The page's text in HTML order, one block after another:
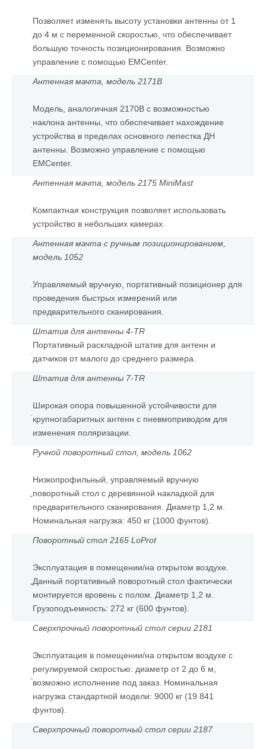
Позволяет изменять высоту установки антенны от 1
до 4 м с переменной скоростью, что обеспечивает
большую точность позиционирования. Возможно
управление с помощью EMCenter.
Антенная мачта, модель 2171B
Модель, аналогичная 2170B с возможностью
наклона антенны, что обеспечивает нахождение
устройства в пределах основного лепестка ДН
антенны. Возможно управление с помощью
EMCenter.
Антенная мачта, модель 2175 MiniMast
Компактная конструкция позволяет использовать
устройство в небольших камерах.
Антенная мачта с ручным позиционированием,
модель 1052
Управляемый вручную, портативный позиционер для
проведения быстрых измерений или
предварительного сканирования.
Штатив для антенны 4-TR
Портативный раскладной штатив для антенн и
датчиков от малого до среднего размера.
Штатив для антенны 7-TR
Широкая опора повышенной устойчивости для
крупногабаритных антенн с пневмоприводом для
изменения поляризации.
Ручной поворотный стол, модель 1062
Низкопрофильный, управляемый вручную
поворотный стол с деревянной накладкой для
предварительного сканирования. Диаметр 1,2 м.
Номинальная нагрузка: 450 кг (1000 фунтов).
Поворотный стол 2165 LoProt
Эксплуатация в помещении/на открытом воздухе.
Данный портативный поворотный стол фактически
монтируется вровень с полом. Диаметр 1,2 м.
Грузоподъемность: 272 кг (600 фунтов).
Сверхпрочный поворотный стол серии 2181
Эксплуатация в помещении/на открытом воздухе с
регулируемой скоростью: диаметр от 2 до 6 м,
возможно исполнение под заказ. Номинальная
нагрузка стандартной модели: 9000 кг (19 841
фунтов).
Сверхпрочный поворотный стол серии 2187